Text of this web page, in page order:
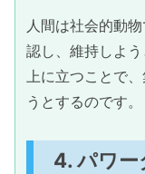
人間は社会的動
認し、維持しよ
上に立つことで
うとするのです。
4. パワー